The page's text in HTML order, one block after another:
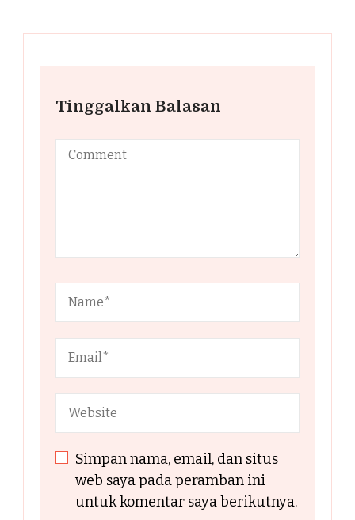
Tinggalkan Balasan
Simpan nama, email, dan situs
web saya pada peramban ini
untuk komentar saya berikutnya.